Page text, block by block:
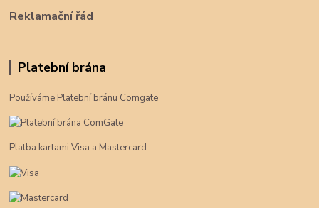
Reklamační řád
Platební brána
Používáme Platební bránu Comgate
Platba kartami Visa a Mastercard